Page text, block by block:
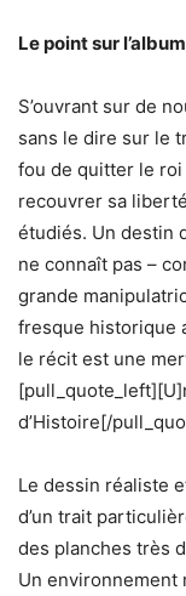
Le point sur
S’ouvrant sur de
sans le dire sur le
fou de quitter le
recouvrer sa
étudiés. Un destin
ne connaît pas –
grande
fresque historique
le récit est une
d’Histoire[/
Le dessin réaliste
d’un trait
des planches très
Un environnement